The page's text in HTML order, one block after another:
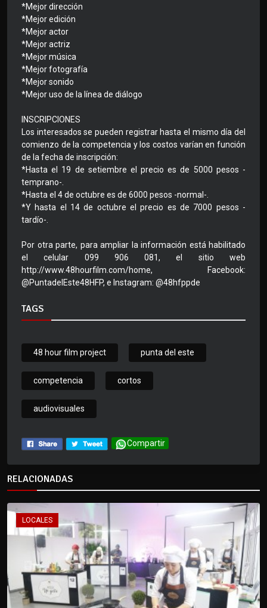
*Mejor dirección
*Mejor edición
*Mejor actor
*Mejor actriz
*Mejor música
*Mejor fotografía
*Mejor sonido
*Mejor uso de la línea de diálogo
INSCRIPCIONES
Los interesados se pueden registrar hasta el mismo día del
comienzo de la competencia y los costos varían en función
de la fecha de inscripción:
*Hasta el 19 de setiembre el precio es de 5000 pesos -
temprano-.
*Hasta el 4 de octubre es de 6000 pesos -normal-.
*Y hasta el 14 de octubre el precio es de 7000 pesos -
tardío-.
Por otra parte, para ampliar la información está habilitado
el celular 099 906 081, el sitio web
http://www.48hourfilm.com/home, Facebook:
@PuntadelEste48HFP, e Instagram: @48hfppde
TAGS
48 hour film project punta del este
competencia cortos
audiovisuales
Compartir
RELACIONADAS
LOCALES